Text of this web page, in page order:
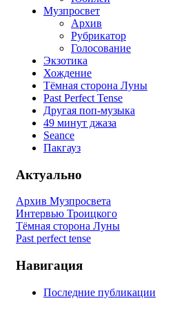
Музпросвет
Архив
Рубрикатор
Голосование
Экзотика
Хождение
Тёмная сторона Луны
Past Perfect Tense
Другая поп-музыка
49 минут джаза
Seance
Пакгауз
Актуально
Архив Музпросвета
Интервью Троицкого
Тёмная сторона Луны
Past perfect tense
Навигация
Последние публикации